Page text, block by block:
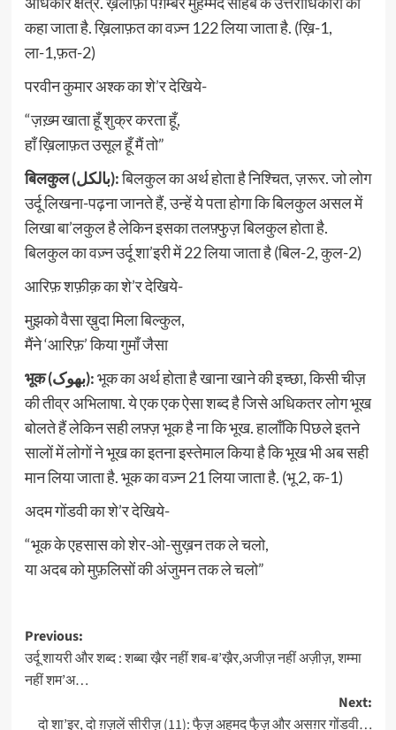
कहा जाता है. ख़िलाफ़त का वज़्न 122 लिया जाता है. (ख़ि-1,
ला-1,फ़त-2)
परवीन कुमार अश्क का शे’र देखिये-
“ज़ख़्म खाता हूँ शुक्र करता हूँ,
हाँ ख़िलाफ़त उसूल हूँ मैं तो”
बिलकुल (بالکل):बिलकुल का अर्थ होता है निश्चित, ज़रूर. जो लोग
उर्दू लिखना-पढ़ना जानते हैं, उन्हें ये पता होगा कि बिलकुल असल में
लिखा बा’लकुल है लेकिन इसका तलफ़्फु़ज़ बिलकुल होता है.
बिलकुल का वज़्न उर्दू शा’इरी में 22 लिया जाता है (बिल-2, कुल-2)
आरिफ़ शफ़ीक़ का शे’र देखिये-
मुझको वैसा ख़ुदा मिला बिल्कुल,
मैंने ‘आरिफ़’ किया गुमाँ जैसा
भूक (بھوک):भूक का अर्थ होता है खाना खाने की इच्छा, किसी चीज़
की तीव्र अभिलाषा. ये एक एक ऐसा शब्द है जिसे अधिकतर लोग भूख
बोलते हैं लेकिन सही लफ़्ज़ भूक है ना कि भूख. हालाँकि पिछले इतने
सालों में लोगों ने भूख का इतना इस्तेमाल किया है कि भूख भी अब सही
मान लिया जाता है. भूक का वज़्न 21 लिया जाता है. (भू 2, क-1)
अदम गोंडवी का शे’र देखिये-
“भूक के एहसास को शेर-ओ-सुख़न तक ले चलो,
या अदब को मुफ़लिसों की अंजुमन तक ले चलो”
Post
navigation
Previous:
उर्दू शायरी और शब्द : शब्बा खै़र नहीं शब-ब’खै़र,अजीज़ नहीं अज़ीज़, शम्मा
नहीं शम’अ…
Next:
दो शा’इर, दो ग़ज़लें सीरीज़ (11): फै़ज़ अहमद फै़ज़ और असग़र गोंडवी…